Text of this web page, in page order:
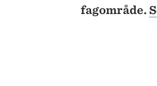
fagområde.